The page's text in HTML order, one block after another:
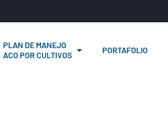
PLAN DE MANEJO
ACO POR CULTIVOS
PORTAFOLIO